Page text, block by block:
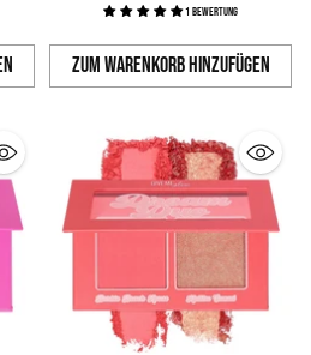
TROPICS DREAM DUO PALETTE
1 Bewertung
Zum Warenkorb hinzufügen
Anzahl